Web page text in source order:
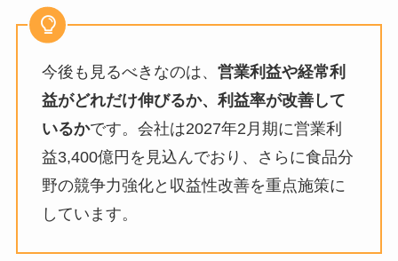
今後も見るべきなのは、 営業利益や経常利
益がどれだけ伸びるか、利益率が改善して
いるかです。会社は2027年2月期に営業利
益3,400億円を見込んでおり、さらに食品分
野の競争力強化と収益性改善を重点施策に
しています。